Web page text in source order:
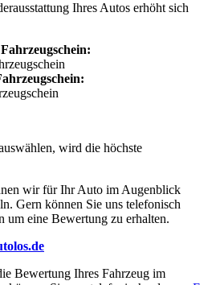
Ihres Autos erhöht sich
wird die höchste
wir für Ihr Auto im Augenblick
Gern können Sie uns telefonisch
um eine Bewertung zu erhalten.
Bewertung Ihres Fahrzeug im